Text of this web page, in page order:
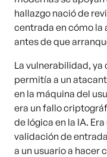
hallazgo nació de
centrada en cómo
antes de que
La vulnerabilidad, ya
permitía a un
en la máquina del
era un fallo
de lógica en la IA.
validación de
a un usuario a hacer